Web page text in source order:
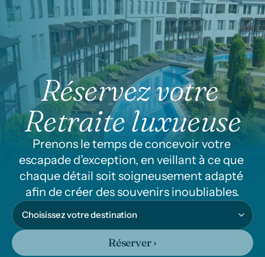
Réservez votre
Retraite luxueuse
Prenons le temps de concevoir votre
escapade d’exception, en veillant à ce que
chaque détail soit soigneusement adapté
afin de créer des souvenirs inoubliables.
Réserver ›